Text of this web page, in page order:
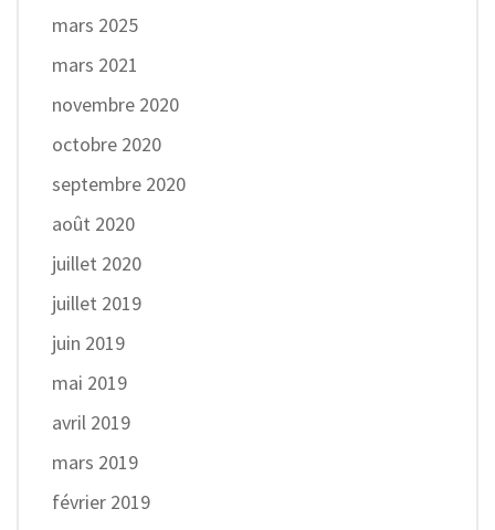
mars 2025
mars 2021
novembre 2020
octobre 2020
septembre 2020
août 2020
juillet 2020
juillet 2019
juin 2019
mai 2019
avril 2019
mars 2019
février 2019